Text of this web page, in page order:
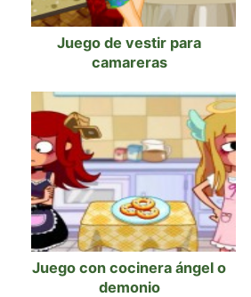
Juego de vestir para
camareras
Juego con cocinera ángel o
demonio